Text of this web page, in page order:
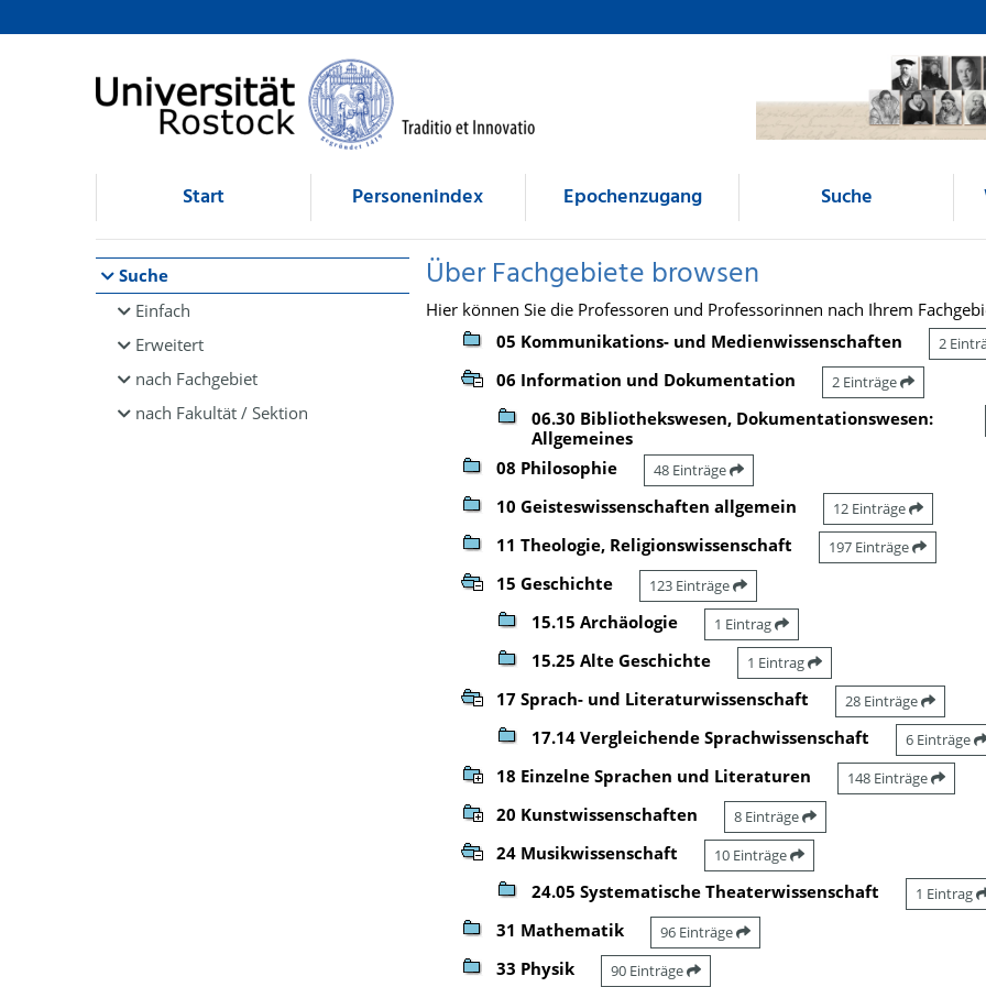
Browsen
direkt zum Inhalt
Start Personenindex Epochenzugang Suche
Suche
Einfach
Erweitert
nach Fachgebiet
nach Fakultät / Sektion
Über Fachgebiete browsen
Hier können Sie die Professoren und Professorinnen nach Ihrem
05 Kommunikations- und Medienwissenschaften
2
06 Information und Dokumentation 2 Einträge
06.30 Bibliothekswesen, Dokumentationswesen:
Allgemeines
08 Philosophie 48 Einträge
10 Geisteswissenschaften allgemein 12 Einträge
11 Theologie, Religionswissenschaft 197 Einträge
15 Geschichte 123 Einträge
15.15 Archäologie 1 Eintrag
15.25 Alte Geschichte 1 Eintrag
17 Sprach- und Literaturwissenschaft 28 Einträge
17.14 Vergleichende Sprachwissenschaft 6 Einträge
18 Einzelne Sprachen und Literaturen 148 Einträge
20 Kunstwissenschaften 8 Einträge
24 Musikwissenschaft 10 Einträge
24.05 Systematische Theaterwissenschaft 1 Eintrag
31 Mathematik 96 Einträge
33 Physik 90 Einträge